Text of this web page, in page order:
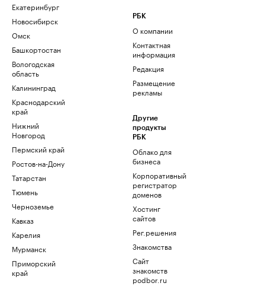
Екатеринбург
Новосибирск
Омск
Башкортостан
Вологодская
область
Калининград
Краснодарский
край
Нижний
Новгород
Пермский край
Ростов-на-Дону
Татарстан
Тюмень
Черноземье
Кавказ
Карелия
Мурманск
Приморский
край
РБК
О компании
Контактная
информация
Редакция
Размещение
рекламы
Другие
продукты
РБК
Облако для
бизнеса
Корпоративный
регистратор
доменов
Хостинг
сайтов
Рег.решения
Знакомства
Сайт
знакомств
podbor.ru